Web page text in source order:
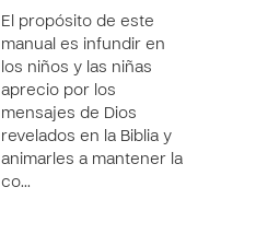
El propósito de este
manual es infundir en
los niños y las niñas
aprecio por los
mensajes de Dios
revelados en la Biblia y
animarles a mantener la
co…